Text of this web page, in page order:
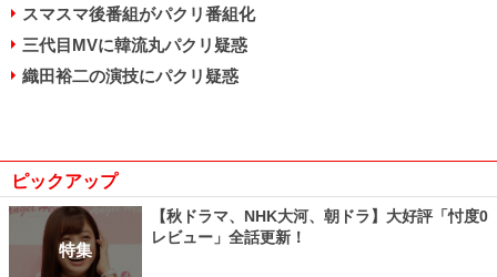
スマスマ後番組がパクリ番組化
三代目MVに韓流丸パクリ疑惑
織田裕二の演技にパクリ疑惑
ピックアップ
特集
【秋ドラマ、NHK大河、朝ドラ】大好評「忖度0
レビュー」全話更新！